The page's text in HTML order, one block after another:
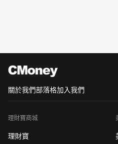
關於我們部落格加入我們
理財寶商城
理財寶